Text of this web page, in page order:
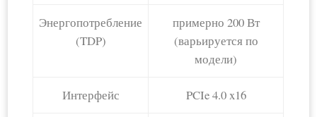
Энергопотребление
(TDP)
примерно 200 Вт
(варьируется по
модели)
Интерфейс PCIe 4.0 x16